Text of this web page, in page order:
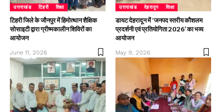
उत्तराखंड टिहरी शिक्षा
टिहरी जिले के जौनपुर में हिमोत्थान शैक्षिक
सोसाइटी द्वारा ग्रीष्मकालीन शिविरों का
आयोजन
June 11, 2026
उत्तराखंड देहरादून शिक्षा
डायट देहरादून में ‘जनपद स्तरीय कौशलम
प्रदर्शनी एवं प्रतियोगिता 2026’ का भव्य
आयोजन
May 9, 2026